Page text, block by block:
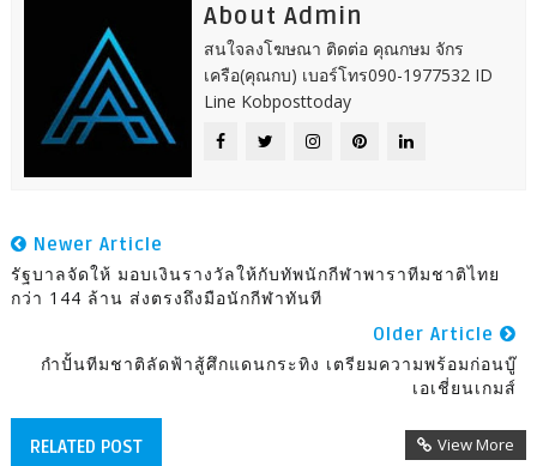
About Admin
สนใจลงโฆษณา ติดต่อ คุณกษม จักร
เครือ(คุณกบ) เบอร์โทร090-1977532 ID
Line Kobposttoday
Newer Article
รัฐบาลจัดให้ มอบเงินรางวัลให้กับทัพนักกีฬาพาราทีมชาติไทย
กว่า 144 ล้าน ส่งตรงถึงมือนักกีฬาทันที
Older Article
กำปั้นทีมชาติลัดฟ้าสู้ศึกแดนกระทิง เตรียมความพร้อมก่อนบู๊
เอเชี่ยนเกมส์
RELATED POST View More